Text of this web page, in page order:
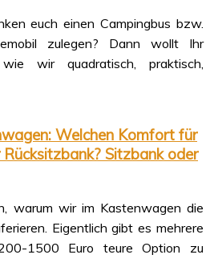
euch einen Campingbus bzw.
zulegen? Dann wollt Ihr
wir quadratisch, praktisch,
Welchen Komfort für
Sitzbank oder
warum wir im Kastenwagen die
Eigentlich gibt es mehrere
1500 Euro teure Option zu